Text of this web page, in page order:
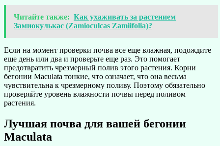
Читайте также: Как ухаживать за растением
Замиокулькас (Zamioculcas Zamiifolia)?
Если на момент проверки почва все еще влажная, подождите
еще день или два и проверьте еще раз. Это помогает
предотвратить чрезмерный полив этого растения. Корни
бегонии Maculata тонкие, что означает, что она весьма
чувствительна к чрезмерному поливу. Поэтому обязательно
проверяйте уровень влажности почвы перед поливом
растения.
Лучшая почва для вашей бегонии
Maculata